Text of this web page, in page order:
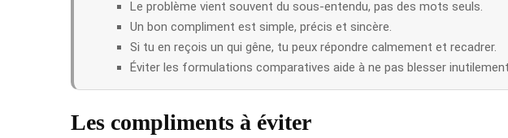
Le problème vient souvent du sous-entendu, pas des mots seuls.
Un bon compliment est simple, précis et sincère.
Si tu en reçois un qui gêne, tu peux répondre calmement et recadrer.
Éviter les formulations comparatives aide à ne pas blesser inutilement.
Les compliments à éviter